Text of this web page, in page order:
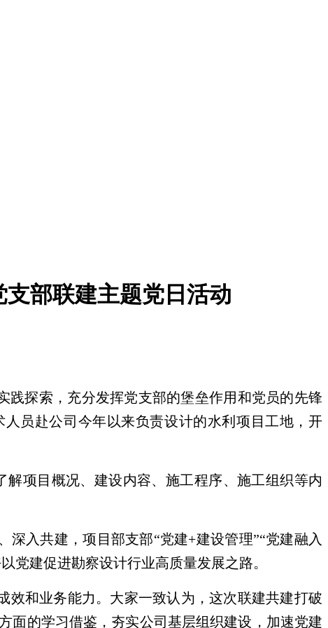
部联建主题党日活动
践探索，充分发挥党支部的堡垒作用和党员的先锋
员赴公司今年以来负责设计的水利项目工地，开
项目概况、建设内容、施工程序、施工组织等内
入共建，项目部支部“党建+建设管理”“党建融入
党建促进勘察设计行业高质量发展之路。
效和业务能力。大家一致认为，这次联建共建打破
面的学习借鉴，夯实公司基层组织建设，加速党建